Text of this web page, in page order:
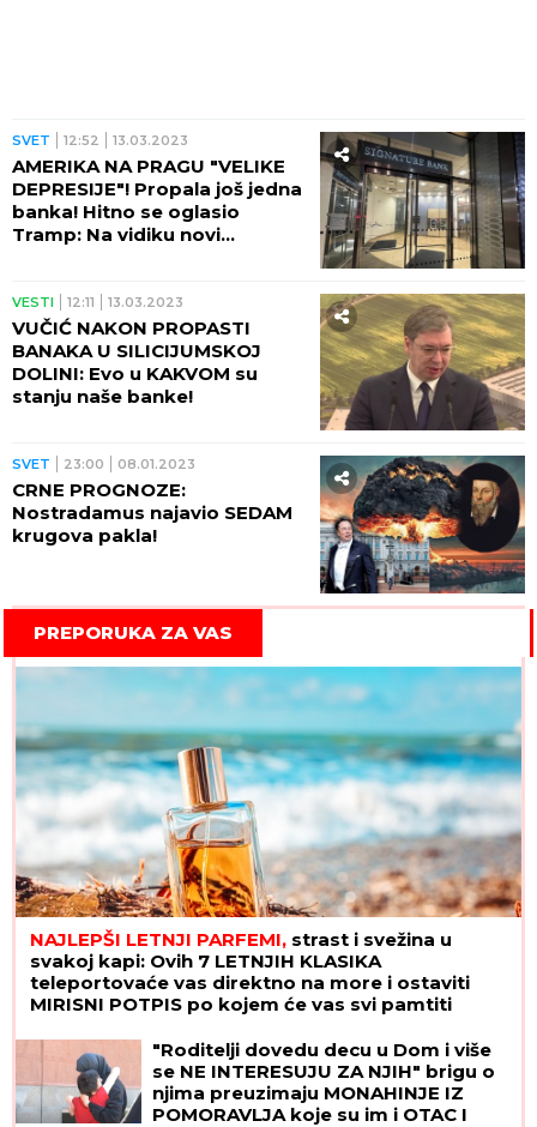
SVET 12:52 13.03.2023
AMERIKA NA PRAGU "VELIKE
DEPRESIJE"! Propala još jedna
banka! Hitno se oglasio
Tramp: Na vidiku novi
VESTI 12:11 13.03.2023
VUČIĆ NAKON PROPASTI
BANAKA U SILICIJUMSKOJ
DOLINI: Evo u KAKVOM su
stanju naše banke!
SVET 23:00 08.01.2023
CRNE PROGNOZE:
Nostradamus najavio SEDAM
krugova pakla!
PREPORUKA ZA VAS
NAJLEPŠI LETNJI PARFEMI, strast i svežina u
svakoj kapi: Ovih 7 LETNJIH KLASIKA
teleportovaće vas direktno na more i ostaviti
MIRISNI POTPIS po kojem će vas svi pamtiti
"Roditelji dovedu decu u Dom i više
se NE INTERESUJU ZA NJIH" brigu o
njima preuzimaju MONAHINJE IZ
POMORAVLJA koje su im i OTAC I